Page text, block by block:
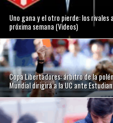
Uno gana y el otro pierde: los rivales
próxima semana (Videos)
Copa Libertadores: árbitro de la
Mundial dirigirá a la UC ante